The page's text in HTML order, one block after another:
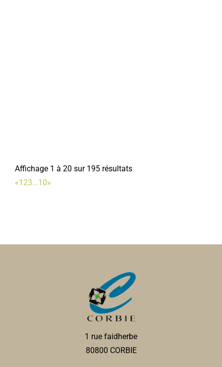
Affichage 1 à 20 sur 195 résultats
«123...10»
1 rue faidherbe
80800 CORBIE